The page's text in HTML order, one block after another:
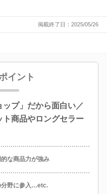
掲載終了日：2025/05/26
イント
プ」だから面白い／
ト商品やロングセラー
な商品力が強み
分野に参入…etc.